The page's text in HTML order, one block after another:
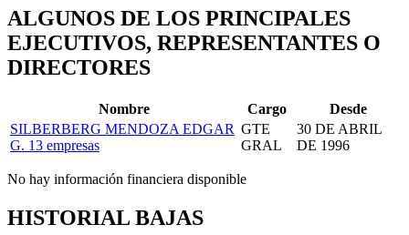
ALGUNOS DE LOS PRINCIPALES
EJECUTIVOS, REPRESENTANTES O
DIRECTORES
Nombre Cargo
Desde
SILBERBERG MENDOZA EDGAR
G. 13 empresas
GTE
GRAL
30 DE ABRIL
DE 1996
No hay información financiera disponible
HISTORIAL BAJAS